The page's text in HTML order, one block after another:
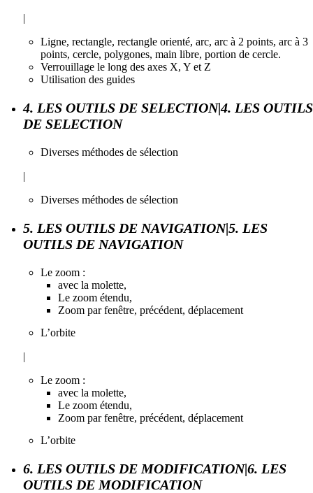
|
Ligne, rectangle, rectangle orienté, arc, arc à 2 points, arc à 3
points, cercle, polygones, main libre, portion de cercle.
Verrouillage le long des axes X, Y et Z
Utilisation des guides
4. LES OUTILS DE SELECTION|4. LES OUTILS
DE SELECTION
Diverses méthodes de sélection
|
Diverses méthodes de sélection
5. LES OUTILS DE NAVIGATION|5. LES
OUTILS DE NAVIGATION
Le zoom :
avec la molette,
Le zoom étendu,
Zoom par fenêtre, précédent, déplacement
L’orbite
|
Le zoom :
avec la molette,
Le zoom étendu,
Zoom par fenêtre, précédent, déplacement
L’orbite
6. LES OUTILS DE MODIFICATION|6. LES
OUTILS DE MODIFICATION